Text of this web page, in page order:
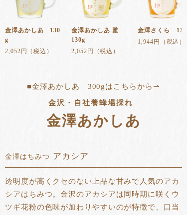
金澤あかしあ 130
g
2,052円（税込）
金澤あかしあ-雅-
130g
2,052円（税込）
金澤さくら 130g
1,944円（税込）
■金澤あかしあ 300gはこちらから⇀
金沢・自社養蜂場採れ
金澤あかしあ
金澤はちみつ アカシア
透明度が高くクセのない上品な甘みで人気のアカ
シアはちみつ。金沢のアカシアは同時期に咲くウ
ツギ花粉の色味が加わりやすいのが特徴で、口当